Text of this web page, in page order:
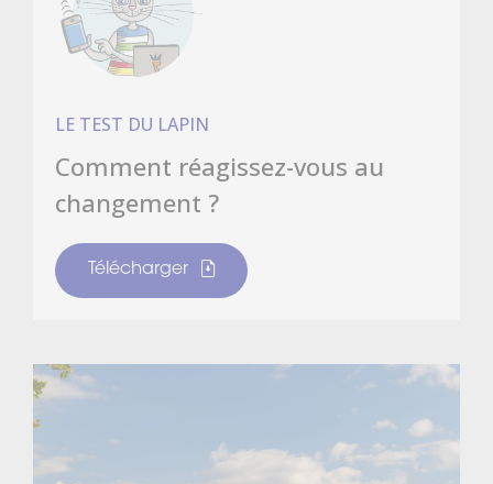
LE TEST DU LAPIN
Comment réagissez-vous au
changement ?
Télécharger